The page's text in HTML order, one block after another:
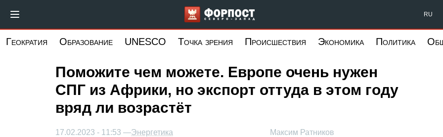
основному
Форпост Северо-Запад RU
Геократия Образование UNESCO Точка зрения Происшествия Экономика Политика
Поможите чем можете. Европе очень нужен
СПГ из Африки, но экспорт оттуда в этом году
вряд ли возрастёт
Максим Ратников
17.02.2023 - 11:53 —Энергетика